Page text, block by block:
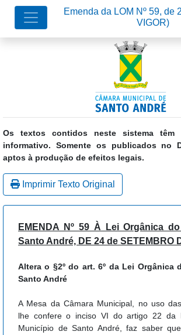
Os textos contidos neste sistema têm
informativo. Somente os publicados no
aptos à produção de efeitos legais.
Emenda da LOM Nº 59, de
VIGOR)
Imprimir Texto Original
EMENDA Nº 59 À Lei Orgânica
Santo André, DE 24 de SETEMBRO
Altera o §2º do art. 6º da Lei Orgânica
Santo André
A Mesa da Câmara Municipal, no uso
lhe confere o inciso VI do artigo 22 da
Município de Santo André, faz saber